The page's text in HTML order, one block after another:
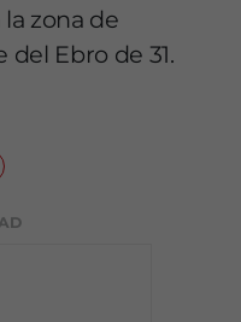
la zona de
del Ebro de 31.